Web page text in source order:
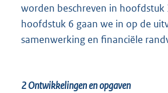
worden beschreven in
hoofdstuk 6 gaan we in op de
samenwerking en financiële
2Ontwikkelingen en opgaven